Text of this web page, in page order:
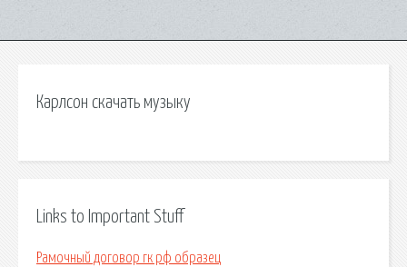
Карлсон скачать музыку
Links to Important Stuff
Рамочный договор гк рф образец